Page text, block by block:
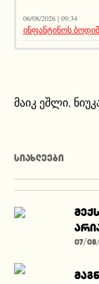
06/08/2026 | 09:34
ინფანტინოს
მაიკ ეშლი,
ᲡᲘᲐᲮᲚᲔᲔᲑᲘ
07/08/